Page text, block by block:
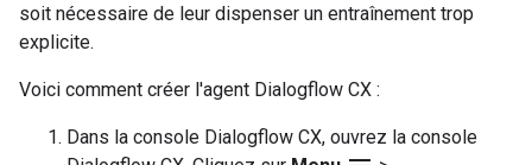
soit nécessaire de leur dispenser un entraînement trop
explicite.
Voici comment créer l'agent Dialogflow CX :
Dans la console Dialogflow CX, ouvrez la console